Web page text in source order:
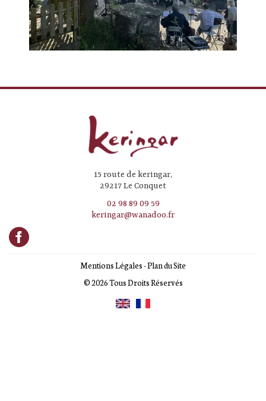
15 route de keringar,
29217 Le Conquet
02 98 89 09 59
keringar@wanadoo.fr
Mentions Légales-Plan du Site
© 2026 Tous Droits Réservés